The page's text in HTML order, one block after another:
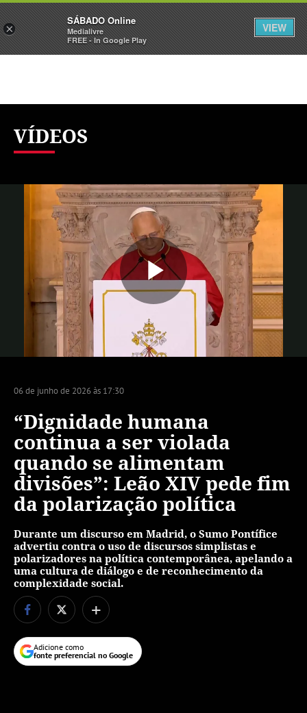
Sábado Assine Iniciar Sessão
VÍDEOS
06 de junho de 2026 às 17:30
“Dignidade humana
continua a ser violada
quando se alimentam
divisões”: Leão XIV pede fim
da polarização política
Durante um discurso em Madrid, o Sumo Pontífice
advertiu contra o uso de discursos simplistas e
polarizadores na política contemporânea, apelando a
uma cultura de diálogo e de reconhecimento da
complexidade social.
+
Adicione como
fonte preferencial no Google
×
SÁBADO Online
Medialivre
FREE - In Google Play
VIEW